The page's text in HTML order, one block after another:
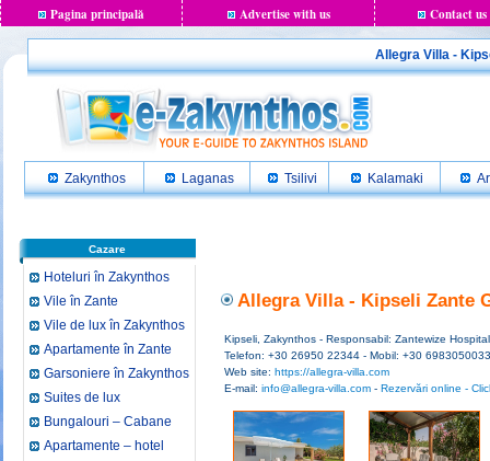
Pagina principală Advertise with us Contact us
Allegra Villa -
Zakynthos Laganas Tsilivi Kalamaki
Cazare
Hoteluri în Zakynthos
Vile în Zante
Vile de lux în Zakynthos
Apartamente în Zante
Garsoniere în Zakynthos
Suites de lux
Bungalouri – Cabane
Apartamente – hotel
Allegra Villa - Kipseli Zante
Kipseli, Zakynthos - Responsabil: Zantewize
Telefon: +30 26950 22344 - Mobil: +30 6983050033
Web site: https://allegra-villa.com
E-mail: info@allegra-villa.com - Rezervări online -